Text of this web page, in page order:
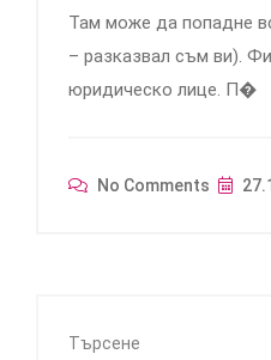
Там може да попадне
– разказвал съм ви).
юридическо лице. П�
No Comments
Търсене